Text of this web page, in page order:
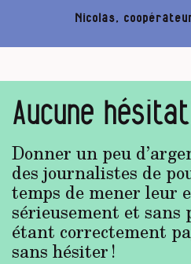
Nicolas,
Aucune
Donner un peu
des journalistes de
temps de mener leur
sérieusement et sans
étant correctement
sans hésiter !